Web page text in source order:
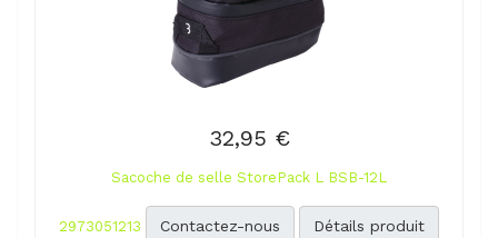
32,95 €
Sacoche de selle StorePack L BSB-12L
2973051213 Contactez-nous Détails produit